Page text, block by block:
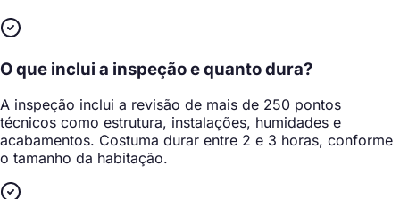
O que inclui a inspeção e quanto dura?
A inspeção inclui a revisão de mais de 250 pontos
técnicos como estrutura, instalações, humidades e
acabamentos. Costuma durar entre 2 e 3 horas, conforme
o tamanho da habitação.